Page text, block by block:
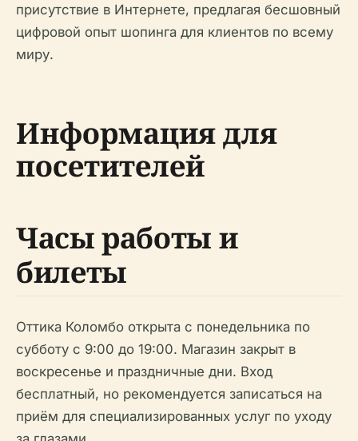
присутствие в Интернете, предлагая бесшовный
цифровой опыт шопинга для клиентов по всему
миру.
Информация для
посетителей
Часы работы и
билеты
Оттика Коломбо открыта с понедельника по
субботу с 9:00 до 19:00. Магазин закрыт в
воскресенье и праздничные дни. Вход
бесплатный, но рекомендуется записаться на
приём для специализированных услуг по уходу